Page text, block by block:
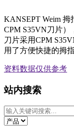
KANSEPT Weim
CPM S35VN刀片）
刀片采用CPM
用了方便快捷的拇
资料数据仅供参考
站内搜索